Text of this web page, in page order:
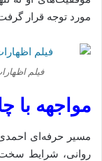
مورد توجه قرار
فیلم
مواجهه با
مسیر حرفه‌ای
روانی، شرایط سخت